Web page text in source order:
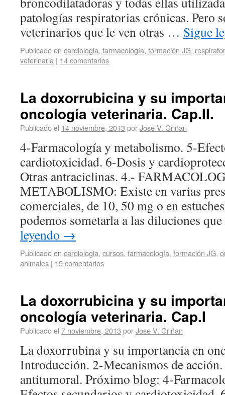
patologías respiratorias crónicas. Pero
veterinarios que le ven otras … Sigue
Publicado en cardiologia, farmacología, formación JG,
veterinaria | 14 comentarios
La doxorrubicina y su
oncología veterinaria. Cap.II.
Publicado el 14 noviembre, 2013 porJose V. Griñan
4-Farmacología y metabolismo. 5-
cardiotoxicidad. 6-Dosis y
Otras antraciclinas. 4.-
METABOLISMO: Existe en varias
comerciales, de 10, 50 mg o en
podemos sometarla a las diluciones
leyendo →
Publicado en cardiologia, cursos, farmacología, formación JG,
animales | 19 comentarios
La doxorrubicina y su
oncología veterinaria. Cap.I
Publicado el 7 noviembre, 2013 porJose V. Griñan
La doxorrubina y su importancia en
Introducción. 2-Mecanismos de
antitumoral. Próximo blog: 4-